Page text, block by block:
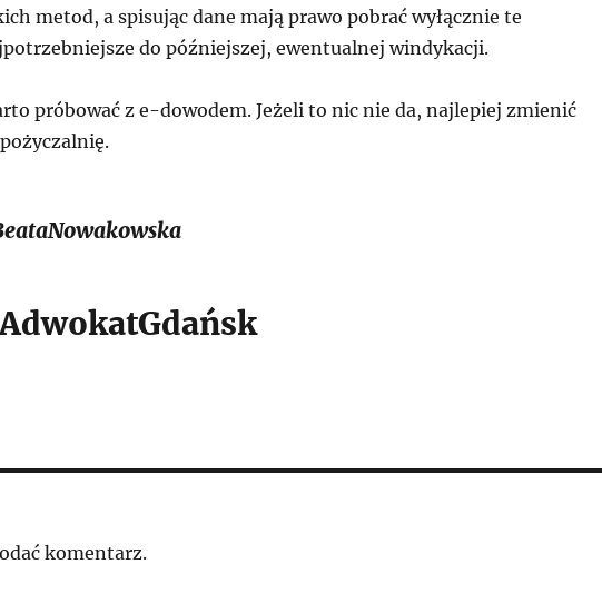
metod, a spisując dane mają prawo pobrać wyłącznie te
do późniejszej, ewentualnej windykacji.
próbować z e-dowodem. Jeżeli to nic nie da, najlepiej zmienić
komentarz.